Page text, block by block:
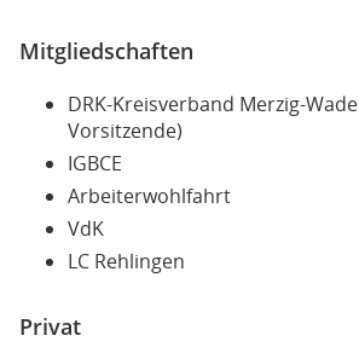
Mitgliedschaften
DRK-Kreisverband Merzig-
Vorsitzende)
IGBCE
Arbeiterwohlfahrt
VdK
LC Rehlingen
Privat